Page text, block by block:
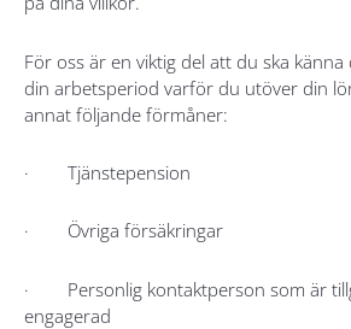
För oss är en viktig del att du ska
din arbetsperiod varför du utöver din
annat följande förmåner:
· Tjänstepension
· Övriga försäkringar
· Personlig kontaktperson som är
engagerad